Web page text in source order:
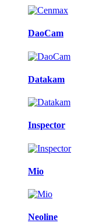
DaoCam
Datakam
Inspector
Mio
Neoline